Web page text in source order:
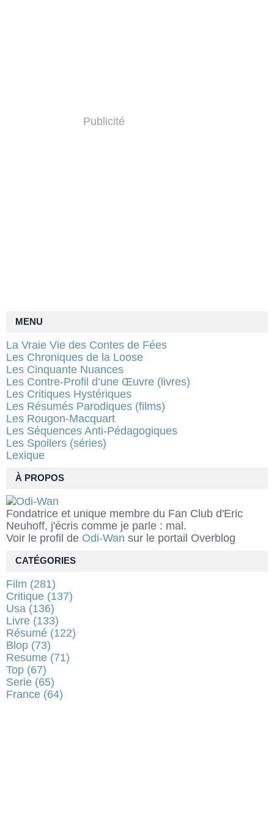
À PROPOS
Fondatrice et unique membre du Fan Club d'Eric
Neuhoff, j'écris comme je parle : mal.
Voir le profil de Odi-Wan sur le portail Overblog
Publicité
MENU
La Vraie Vie des Contes de Fées
Les Chroniques de la Loose
Les Cinquante Nuances
Les Contre-Profil d’une Œuvre (livres)
Les Critiques Hystériques
Les Résumés Parodiques (films)
Les Rougon-Macquart
Les Séquences Anti-Pédagogiques
Les Spoilers (séries)
Lexique
CATÉGORIES
Film (281)
Critique (137)
Usa (136)
Livre (133)
Résumé (122)
Blop (73)
Resume (71)
Top (67)
Serie (65)
France (64)